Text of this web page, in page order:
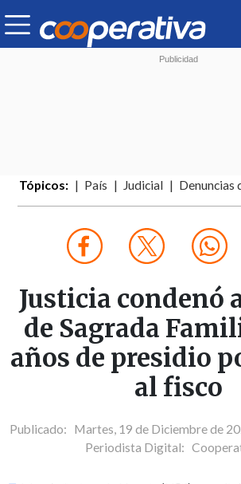
Tópicos: País Judicial Denuncias
Justicia condenó
de Sagrada
años de presidio
al fisco
Publicado: Martes, 19 de Diciembre de
Periodista Digital: